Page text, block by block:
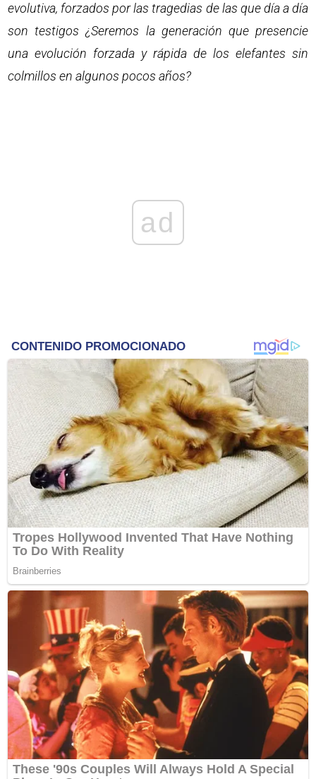
evolutiva, forzados por las tragedias de las que día a día
son testigos ¿Seremos la generación que presencie
una evolución forzada y rápida de los elefantes sin
colmillos en algunos pocos años?
ad